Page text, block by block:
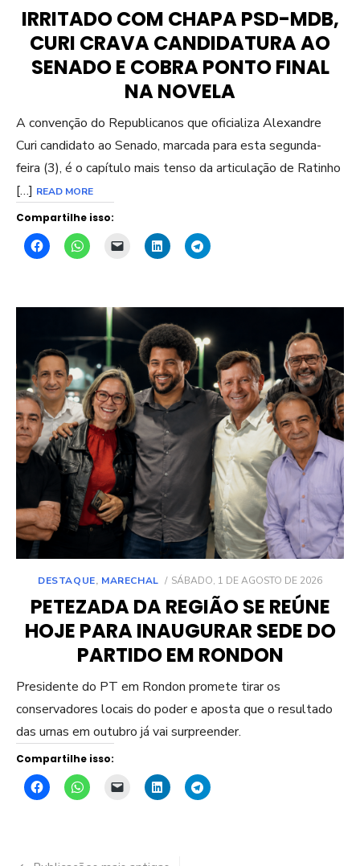
IRRITADO COM CHAPA PSD-MDB,
CURI CRAVA CANDIDATURA AO
SENADO E COBRA PONTO FINAL
NA NOVELA
A convenção do Republicanos que oficializa Alexandre
Curi candidato ao Senado, marcada para esta segunda-
feira (3), é o capítulo mais tenso da articulação de Ratinho
[…] READ MORE
Compartilhe isso:
DESTAQUE, MARECHAL
POSTED
SÁBADO, 1 DE AGOSTO DE 2026
PETEZADA DA REGIÃO SE REÚNE
HOJE PARA INAUGURAR SEDE DO
PARTIDO EM RONDON
Presidente do PT em Rondon promete tirar os
conservadores locais do poder e aposta que o resultado
das urnas em outubro já vai surpreender.
Compartilhe isso: